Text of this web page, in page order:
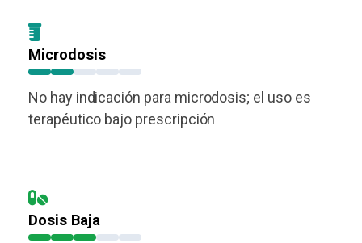
Microdosis
No hay indicación para microdosis; el uso es
terapéutico bajo prescripción
Dosis Baja